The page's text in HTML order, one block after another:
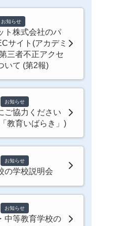
お知らせ
ト株式会社のパ
サイト(アカデミ
三者不正アクセ
いて (第2報)
お知らせ
ご協力ください
教育いばらき」)
お知らせ
の学校説明会
お知らせ
中等教育学校の